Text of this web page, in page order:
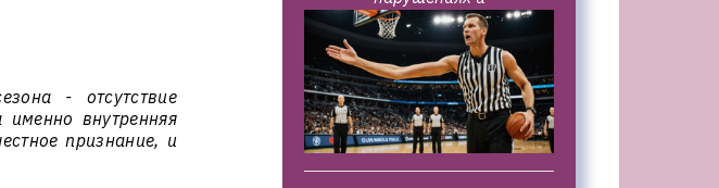
- отсутствие
внутренняя
признание, и